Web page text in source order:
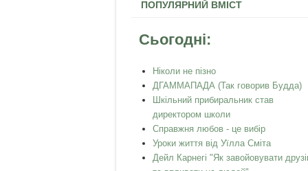
ПОПУЛЯРНИЙ ВМІСТ
Сьогодні:
Ніколи не пізно
ДГАММАПАДА (Так говорив Будда)
Шкільний прибиральник став
директором школи
Справжня любов - це вибір
Уроки життя від Уїлла Сміта
Дейл Карнегі "Як завойовувати